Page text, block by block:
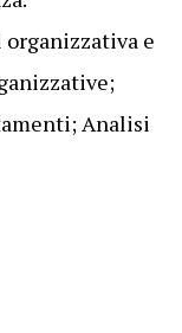
e
Analisi